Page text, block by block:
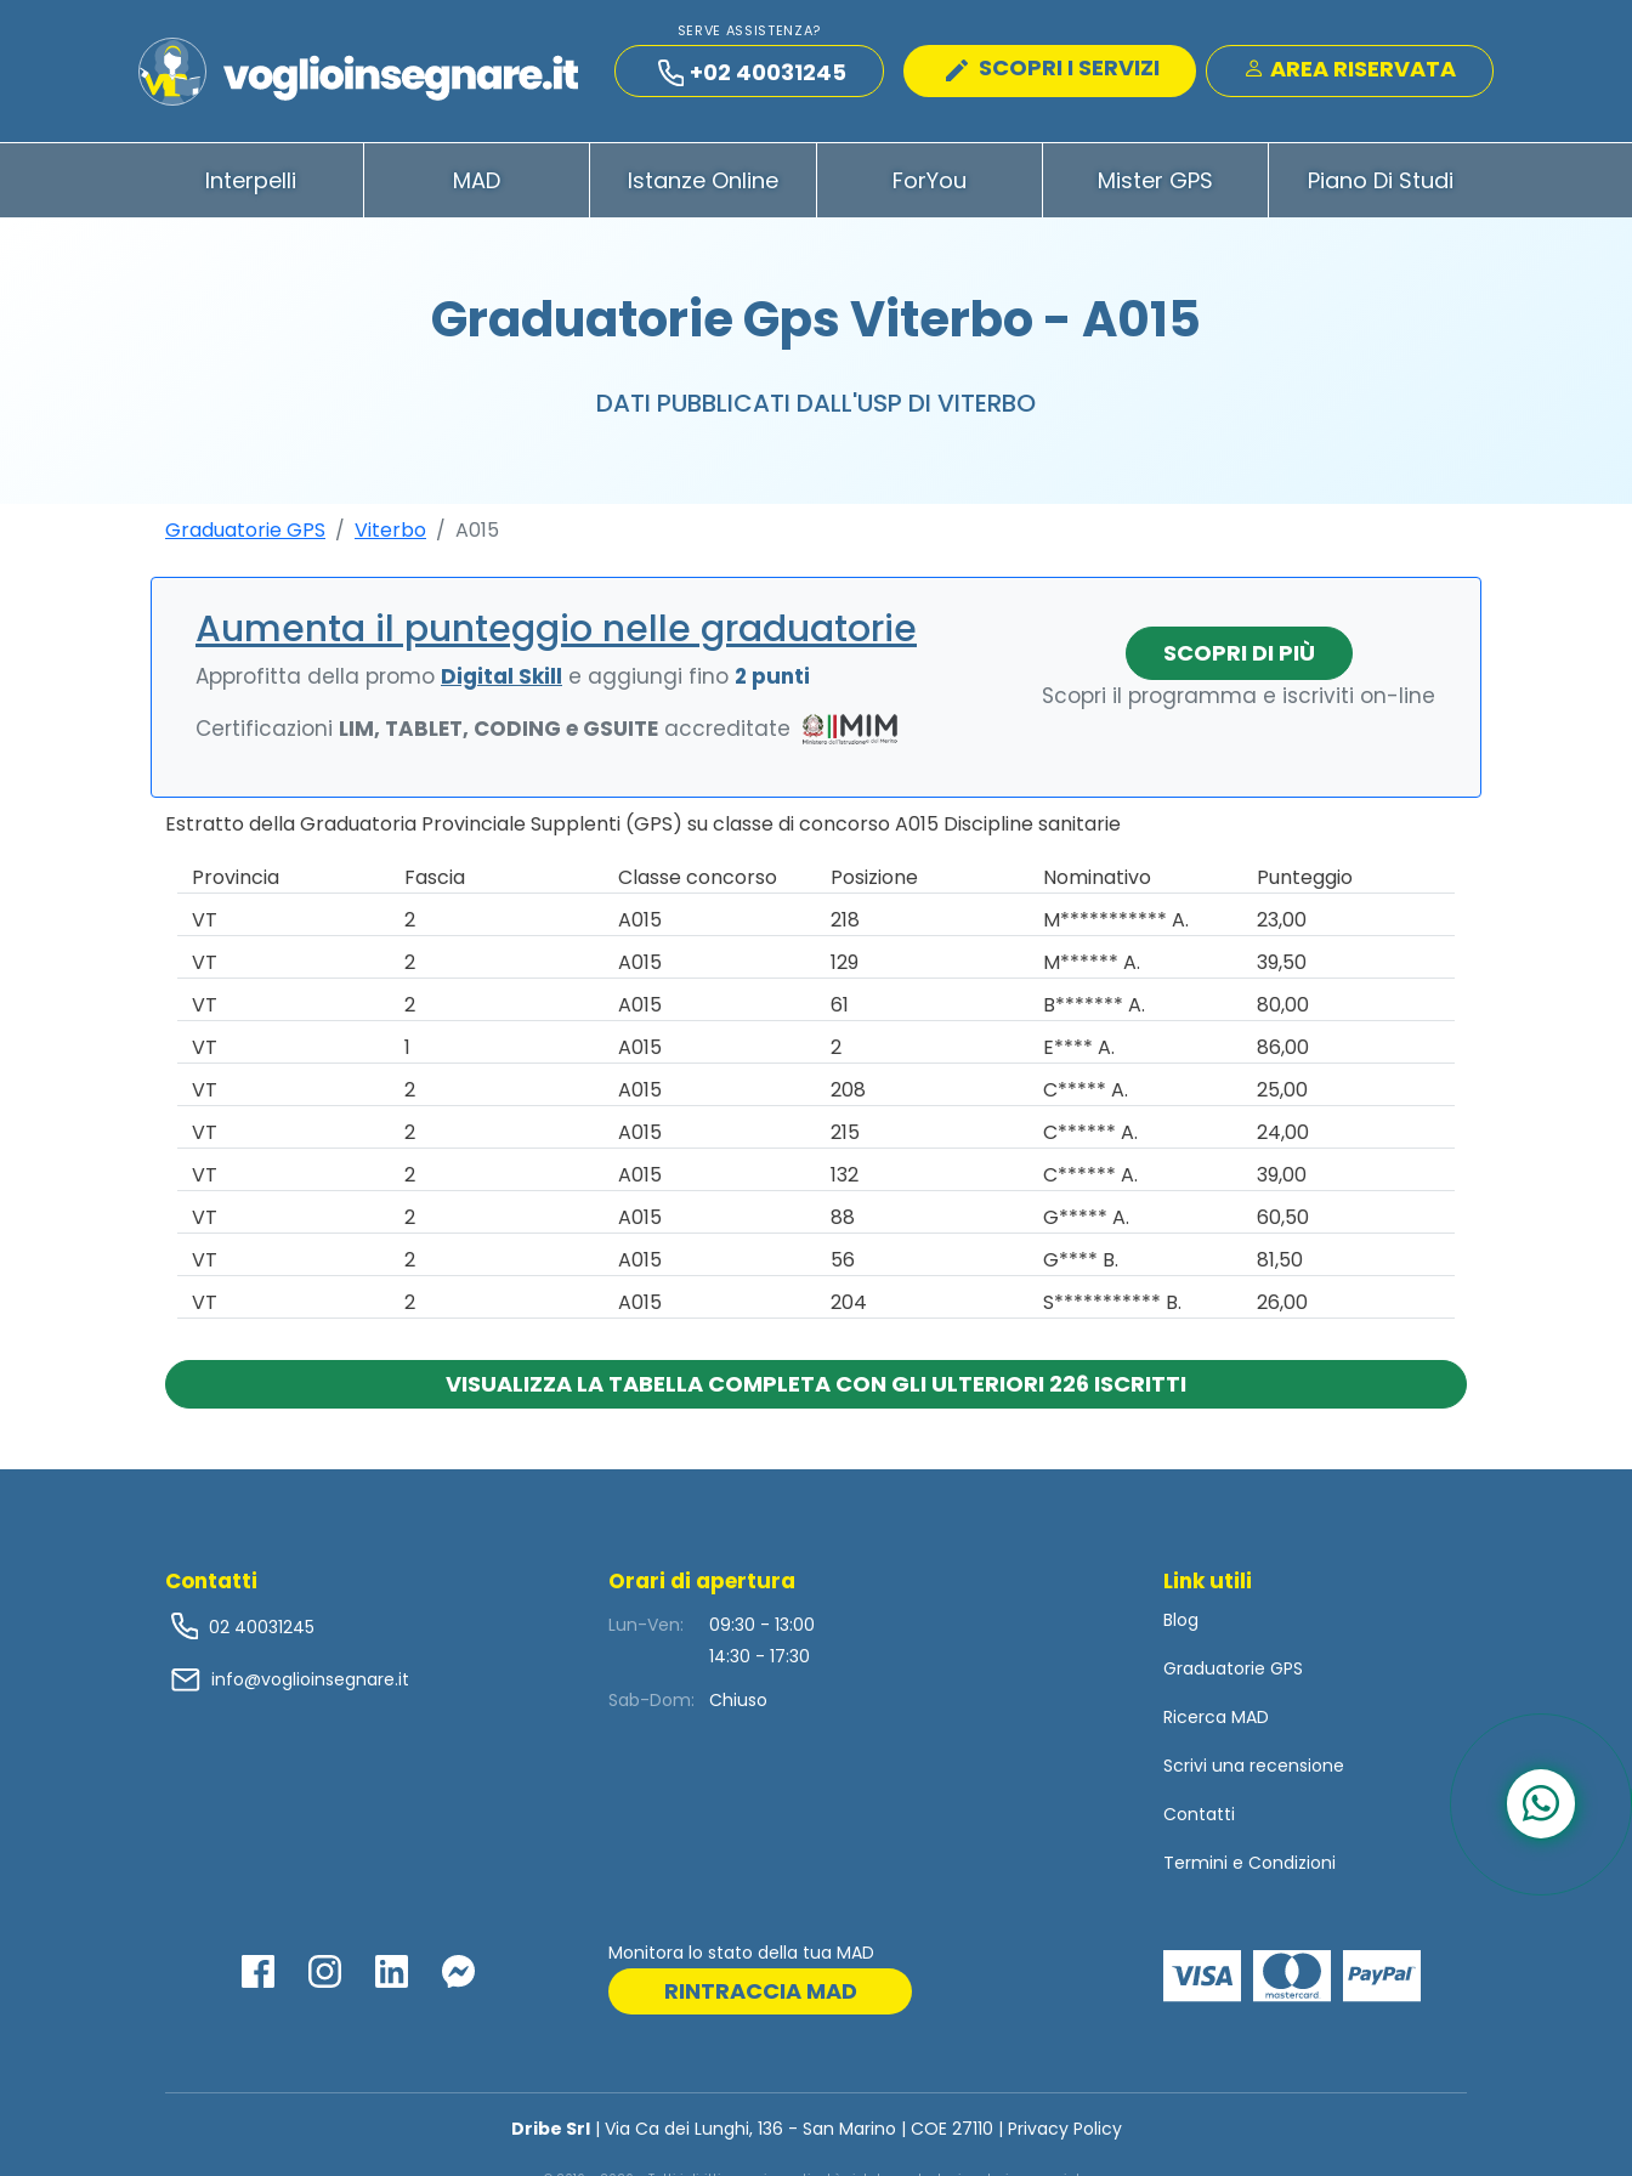
SERVE ASSISTENZA?
+02 40031245 SCOPRI I SERVIZI AREA RISERVATA
Interpelli MAD Istanze Online ForYou Mister GPS Piano Di Studi
Graduatorie Gps Viterbo - A015
DATI PUBBLICATI DALL'USP DI VITERBO
Graduatorie GPS Viterbo A015
Aumenta il punteggio nelle graduatorie
Approfitta della promo Digital Skill e aggiungi fino 2 punti
Certificazioni LIM, TABLET, CODING e GSUITE accreditate
SCOPRI DI PIÙ
Scopri il programma e iscriviti on-line
Estratto della Graduatoria Provinciale Supplenti (GPS) su classe di concorso A015 Discipline sanitarie
Provincia
Fascia Classe concorso Posizione Nominativo
Punteggio
VT
2 A015 218 M*********** A.
23,00
VT
2 A015 129 M****** A.
39,50
VT
2 A015 61 B******* A.
80,00
VT
1 A015 2 E**** A.
86,00
VT
2 A015 208 C***** A.
25,00
VT
2 A015 215 C****** A.
24,00
VT
2 A015 132 C****** A.
39,00
VT
2 A015 88 G***** A.
60,50
VT
2 A015 56 G**** B.
81,50
VT
2 A015 204 S*********** B. 26,00
VISUALIZZA LA TABELLA COMPLETA CON GLI ULTERIORI 226 ISCRITTI
Contatti
02 40031245
info@voglioinsegnare.it
Orari di apertura
Lun-Ven:
09:30 - 13:00
14:30 - 17:30
Sab-Dom:
Chiuso
Link utili
Blog
Graduatorie GPS
Ricerca MAD
Scrivi una recensione
Contatti
Termini e Condizioni
Monitora lo stato della tua MAD
RINTRACCIA MAD
Dribe Srl| Via Ca dei Lunghi, 136 - San Marino | COE 27110 | Privacy Policy